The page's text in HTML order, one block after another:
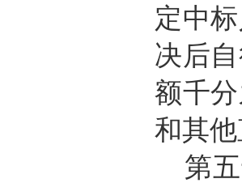
定中
决后
额千
和其
第